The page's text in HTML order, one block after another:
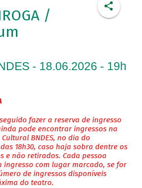
/
- 18.06.2026 - 19h
fazer a reserva de ingresso
pode encontrar ingressos na
BNDES, no dia do
18h30, caso haja sobra dentre os
e não retirados. Cada pessoa
ingresso com lugar marcado, se for
de ingressos disponíveis
do teatro.